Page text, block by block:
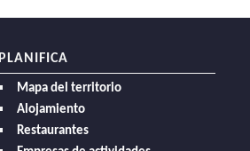
PLANIFICA
Mapa del territorio
Alojamiento
Restaurantes